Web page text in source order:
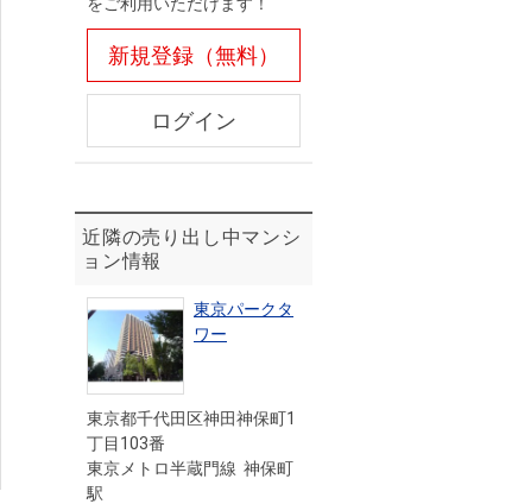
新規登録（無料）
ログイン
近隣の売り出し中マンシ
ョン情報
東京パークタ
ワー
東京都千代田区神田神保町1
丁目103番
東京メトロ半蔵門線 神保町
駅